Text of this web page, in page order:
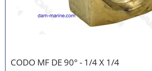
CODO MF DE 90° - 1/4 X 1/4